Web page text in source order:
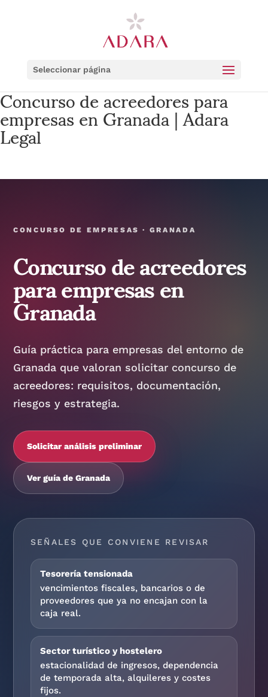
Seleccionar página
Concurso de acreedores para
empresas en Granada | Adara
Legal
CONCURSO DE EMPRESAS · GRANADA
Concurso de acreedores
para empresas en
Granada
Guía práctica para empresas del entorno de
Granada que valoran solicitar concurso de
acreedores: requisitos, documentación,
riesgos y estrategia.
Solicitar análisis preliminar
Ver guía de Granada
SEÑALES QUE CONVIENE REVISAR
Tesorería tensionada
vencimientos fiscales, bancarios o de
proveedores que ya no encajan con la
caja real.
Sector turístico y hostelero
estacionalidad de ingresos, dependencia
de temporada alta, alquileres y costes
fijos.